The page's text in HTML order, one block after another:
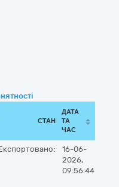
СТАН
ДАТА
ТА
ЧАС
16-06-
2026,
09:56:44